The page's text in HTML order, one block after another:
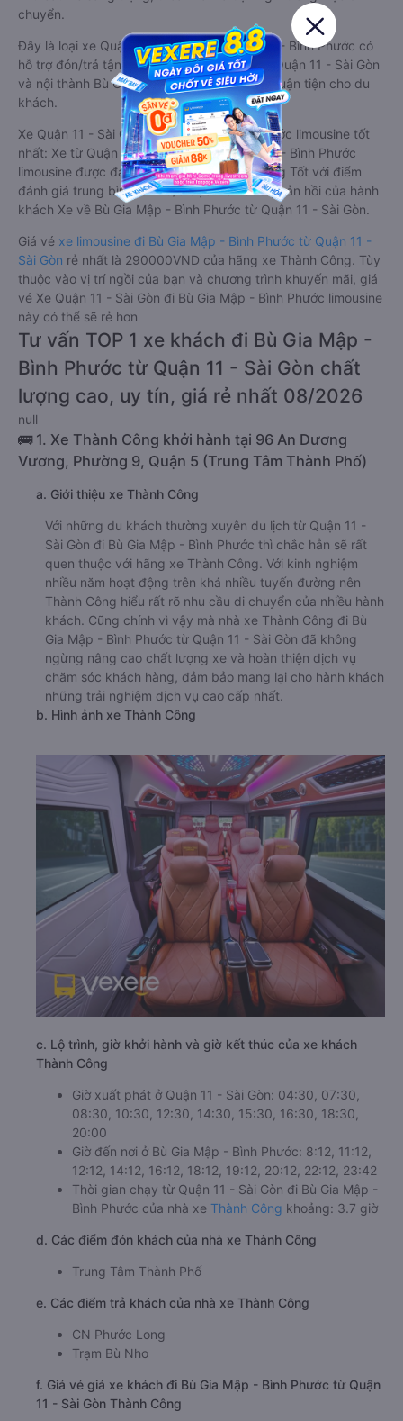
chuyển.
Đây là loại xe Quận 11 - Sài Gòn Bù Gia Mập - Bình Phước có
hỗ trợ đón/trả tận nơi miễn phí tại nội thành Quận 11 - Sài Gòn
và nội thành Bù Gia Mập - Bình Phước, rất thuận tiện cho du
khách.
Xe Quận 11 - Sài Gòn Bù Gia Mập - Bình Phước limousine tốt
nhất: Xe từ Quận 11 - Sài Gòn đi Bù Gia Mập - Bình Phước
limousine được đánh giá chung có chất lượng Tốt với điểm
đánh giá trung bình từ 4.6/5 dựa trên 399 phản hồi của hành
khách Xe về Bù Gia Mập - Bình Phước từ Quận 11 - Sài Gòn.
Giá vé xe limousine đi Bù Gia Mập - Bình Phước từ Quận 11 -
Sài Gòn rẻ nhất là 290000VND của hãng xe Thành Công. Tùy
thuộc vào vị trí ngồi của bạn và chương trình khuyến mãi, giá
vé Xe Quận 11 - Sài Gòn đi Bù Gia Mập - Bình Phước limousine
này có thể sẽ rẻ hơn
Tư vấn TOP 1 xe khách đi Bù Gia Mập -
Bình Phước từ Quận 11 - Sài Gòn chất
lượng cao, uy tín, giá rẻ nhất 08/2026
null
🚌 1. Xe Thành Công khởi hành tại 96 An Dương
Vương, Phường 9, Quận 5 (Trung Tâm Thành Phố)
a. Giới thiệu xe Thành Công
Với những du khách thường xuyên du lịch từ Quận 11 -
Sài Gòn đi Bù Gia Mập - Bình Phước thì chắc hẳn sẽ rất
quen thuộc với hãng xe Thành Công. Với kinh nghiệm
nhiều năm hoạt động trên khá nhiều tuyến đường nên
Thành Công hiểu rất rõ nhu cầu di chuyển của nhiều hành
khách. Cũng chính vì vậy mà nhà xe Thành Công đi Bù
Gia Mập - Bình Phước từ Quận 11 - Sài Gòn đã không
ngừng nâng cao chất lượng xe và hoàn thiện dịch vụ
chăm sóc khách hàng, đảm bảo mang lại cho hành khách
những trải nghiệm dịch vụ cao cấp nhất.
b. Hình ảnh xe Thành Công
c. Lộ trình, giờ khởi hành và giờ kết thúc của xe khách
Thành Công
Giờ xuất phát ở Quận 11 - Sài Gòn: 04:30, 07:30,
08:30, 10:30, 12:30, 14:30, 15:30, 16:30, 18:30,
20:00
Giờ đến nơi ở Bù Gia Mập - Bình Phước: 8:12, 11:12,
12:12, 14:12, 16:12, 18:12, 19:12, 20:12, 22:12, 23:42
Thời gian chạy từ Quận 11 - Sài Gòn đi Bù Gia Mập -
Bình Phước của nhà xe Thành Công khoảng: 3.7 giờ
d. Các điểm đón khách của nhà xe Thành Công
Trung Tâm Thành Phố
e. Các điểm trả khách của nhà xe Thành Công
CN Phước Long
Trạm Bù Nho
f. Giá vé giá xe khách đi Bù Gia Mập - Bình Phước từ Quận
11 - Sài Gòn Thành Công